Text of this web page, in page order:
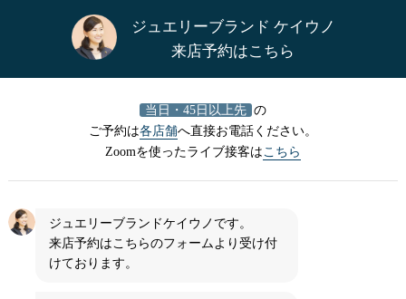
ジュエリーブランド ケイウノ
来店予約はこちら
当日・45日以上先 の
ご予約は各店舗へ直接お電話ください。
Zoomを使ったライブ接客はこちら
ジュエリーブランドケイウノです。
来店予約はこちらのフォームより受け付
けております。